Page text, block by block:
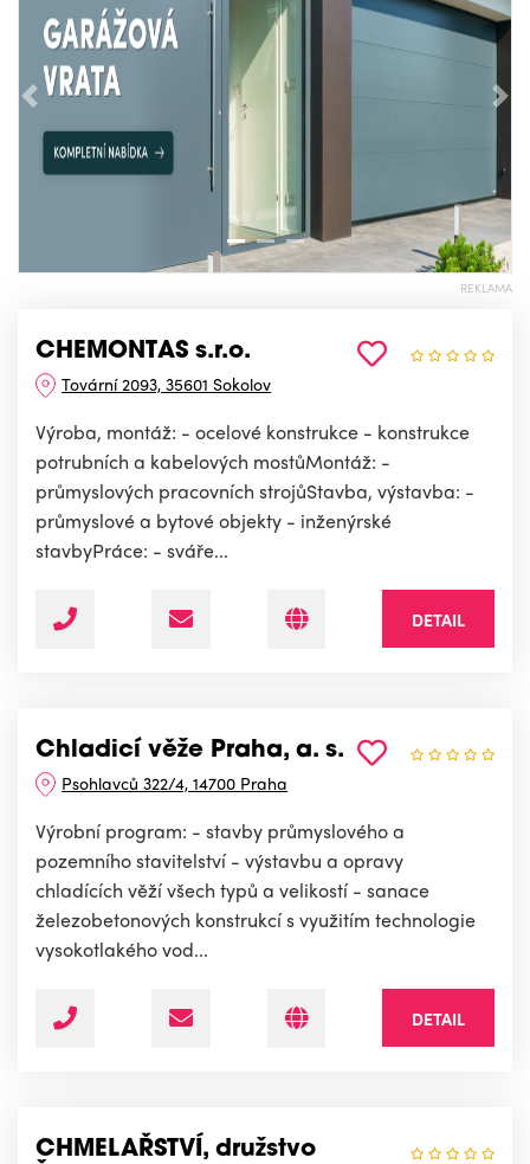
Předchozí
REKLAMA
CHEMONTAS s.r.o.
Tovární 2093, 35601 Sokolov
Výroba, montáž: - ocelové konstrukce - konstrukce
potrubních a kabelových mostůMontáž: -
průmyslových pracovních strojůStavba, výstavba: -
průmyslové a bytové objekty - inženýrské
stavbyPráce: - sváře...
DETAIL
Chladicí věže Praha, a. s.
Psohlavců 322/4, 14700 Praha
Výrobní program: - stavby průmyslového a
pozemního stavitelství - výstavbu a opravy
chladících věží všech typů a velikostí - sanace
železobetonových konstrukcí s využitím technologie
vysokotlakého vod...
DETAIL
CHMELAŘSTVÍ, družstvo